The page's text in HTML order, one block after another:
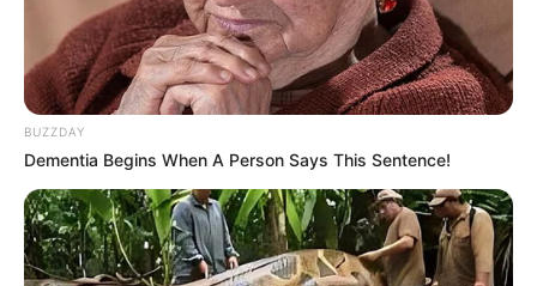
BUZZDAY
Dementia Begins When A Person Says This Sentence!